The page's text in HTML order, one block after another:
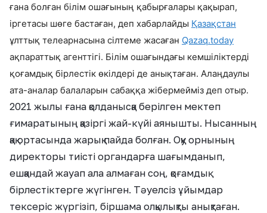
ғана болған білім ошағының қабырғалары қақырап,
іргетасы шөге бастаған, деп хабарлайды Қазақстан
ұлттық телеарнасына сілтеме жасаған Qazaq.today
ақпараттық агенттігі. Білім ошағындағы кемшіліктерді
қоғамдық бірлестік өкілдері де анықтаған. Алаңдаулы
ата-аналар балаларын сабаққа жібермейміз деп отыр.
2021 жылы ғана қолданысқа берілген мектеп
ғимаратының қазіргі жай-күйі аянышты. Нысанның
қақ ортасында жарық пайда болған. Оқу орнының
директоры тиісті органдарға шағымданып,
ешқандай жауап ала алмаған соң, қоғамдық
бірлестіктерге жүгінген. Тәуелсіз ұйымдар
тексеріс жүргізіп, біршама олқылықты анықтаған.